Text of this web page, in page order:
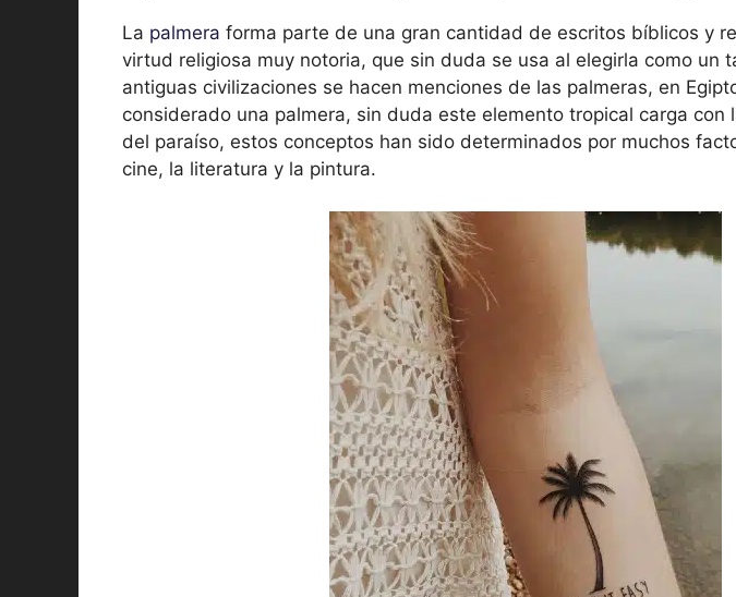
La palmera forma parte de una gran cantidad de escritos bíblicos y
virtud religiosa muy notoria, que sin duda se usa al elegirla como un
antiguas civilizaciones se hacen menciones de las palmeras, en
considerado una palmera, sin duda este elemento tropical carga con
del paraíso, estos conceptos han sido determinados por muchos
cine, la literatura y la pintura.